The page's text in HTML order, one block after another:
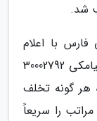
شد.
با اعلام
شماره تلفن پیامگیر 1512 و شماره سامانه پیامکی 30002792
هر گونه تخلف
را سریعاً